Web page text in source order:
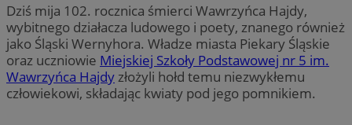
Dziś mija 102. rocznica śmierci Wawrzyńca Hajdy,
wybitnego działacza ludowego i poety, znanego również
jako Śląski Wernyhora. Władze miasta Piekary Śląskie
oraz uczniowie Miejskiej Szkoły Podstawowej nr 5 im.
Wawrzyńca Hajdyzłożyli hołd temu niezwykłemu
człowiekowi, składając kwiaty pod jego pomnikiem.